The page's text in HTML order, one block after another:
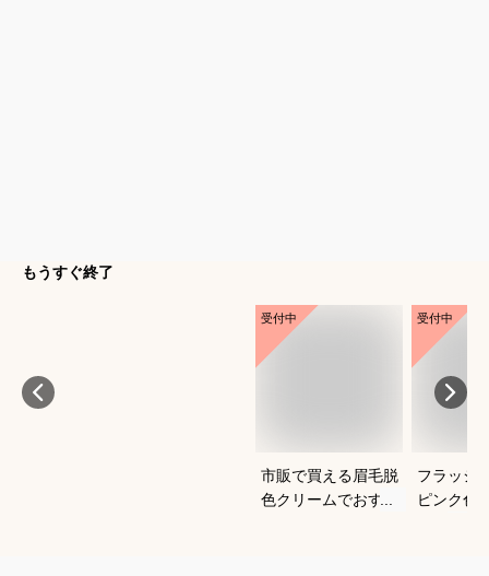
もうすぐ終了
受付中
市販で買える眉毛脱
色クリームでおすす
受付中
フラッシ
ピンク色